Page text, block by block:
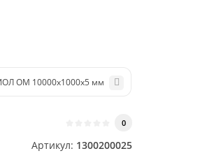
мм , 5.76м2
ОМ 10000х1000х5 мм
0
Артикул: 1300200025